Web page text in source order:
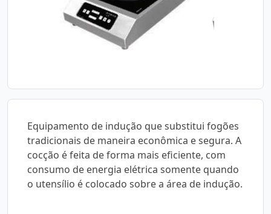
Equipamento de indução que substitui fogões
tradicionais de maneira econômica e segura. A
cocção é feita de forma mais eficiente, com
consumo de energia elétrica somente quando
o utensílio é colocado sobre a área de indução.